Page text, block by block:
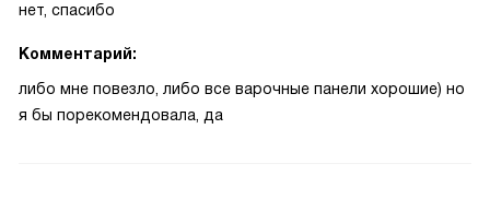
нет, спасибо
Комментарий:
либо мне повезло, либо все варочные панели хорошие) но
я бы порекомендовала, да